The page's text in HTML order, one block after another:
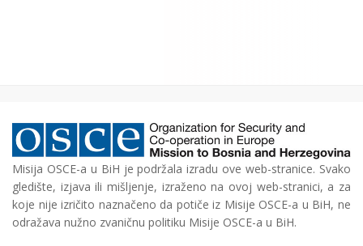
Misija OSCE-a u BiH je podržala izradu ove web-stranice. Svako
gledište, izjava ili mišljenje, izraženo na ovoj web-stranici, a za
koje nije izričito naznačeno da potiče iz Misije OSCE-a u BiH, ne
odražava nužno zvaničnu politiku Misije OSCE-a u BiH.